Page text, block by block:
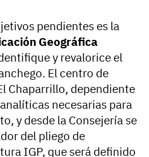
pendientes es la
Geográfica
y revalorice el
El centro de
Chaparrillo, dependiente
necesarias para
y desde la Consejería se
del pliego de
IGP, que será definido